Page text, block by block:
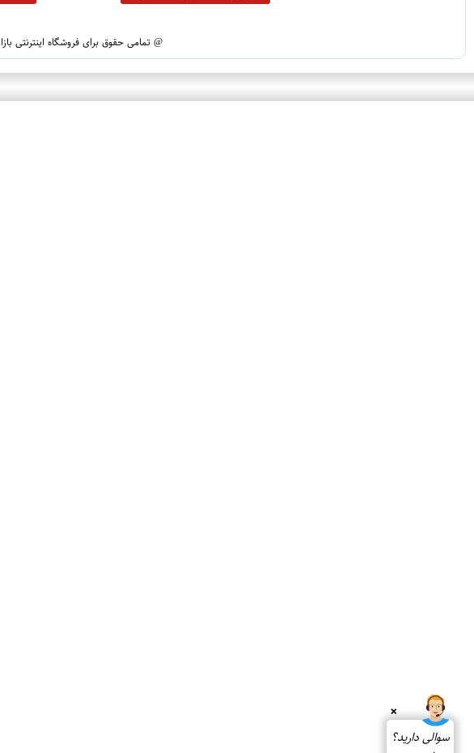
@ تمامی حقوق برای فروشگاه اینترنتی
❌
سوالی دارید؟